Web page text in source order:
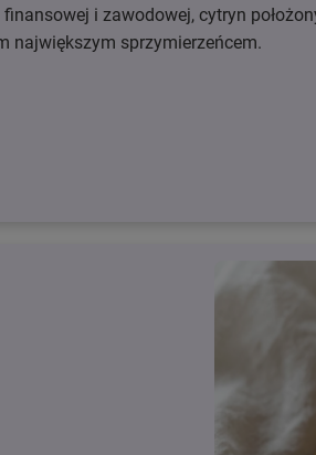
i zawodowej, cytryn
największym sprzymierzeńcem.